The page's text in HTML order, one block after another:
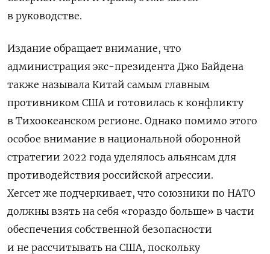
в руководстве.
Издание обращает внимание, что
администрация экс-президента Джо Байдена
также называла Китай самым главным
противником США и готовилась к конфликту
в Тихоокеанском регионе. Однако помимо этого
особое внимание в национальной оборонной
стратегии 2022 года уделялось альянсам для
противодействия российской агрессии.
Хегсет же подчеркивает, что союзники по НАТО
должны взять на себя «гораздо больше» в части
обеспечения собственной безопасности
и не рассчитывать на США, поскольку